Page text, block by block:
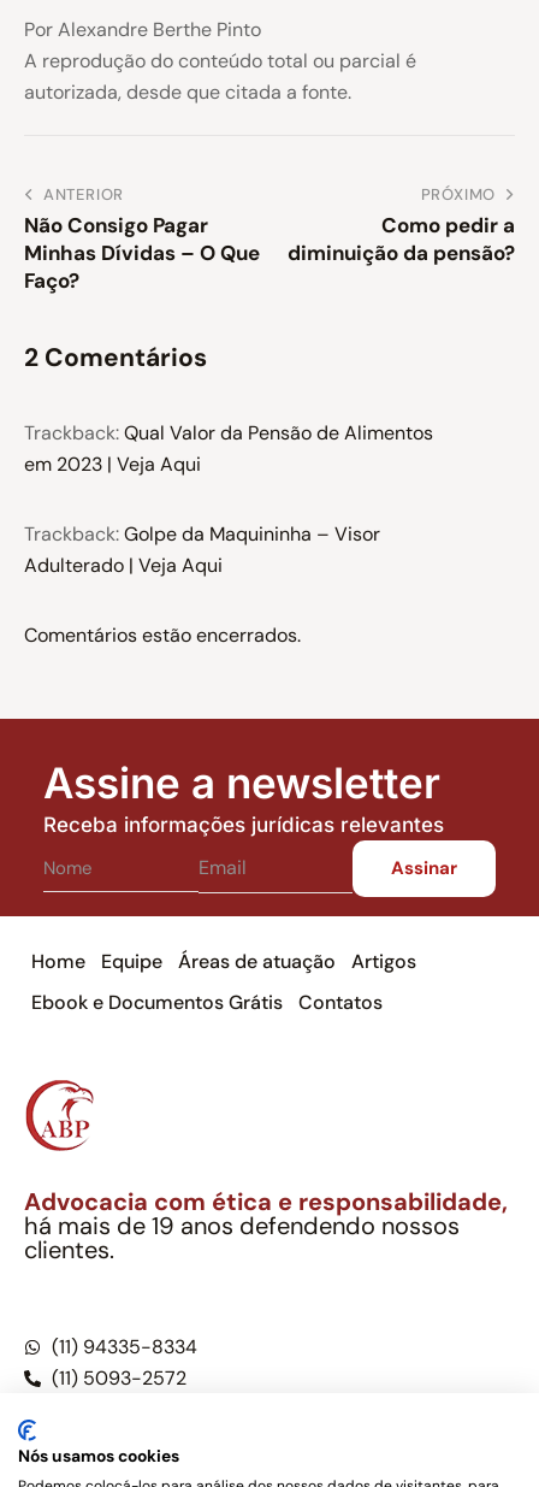
Por Alexandre Berthe Pinto
A reprodução do conteúdo total ou parcial é
autorizada, desde que citada a fonte.
ANTERIOR
Não Consigo Pagar
Minhas Dívidas – O Que
Faço?
PRÓXIMO
Como pedir a
diminuição da pensão?
2 Comentários
Trackback:Qual Valor da Pensão de Alimentos
em 2023 | Veja Aqui
Trackback:Golpe da Maquininha – Visor
Adulterado | Veja Aqui
Comentários estão encerrados.
Assine a newsletter
Receba informações jurídicas relevantes
Home Equipe Áreas de atuação
Artigos
Ebook e Documentos Grátis
Contatos
Advocacia com ética e responsabilidade,
há mais de 19 anos defendendo nossos
clientes.
(11) 94335-8334
(11) 5093-2572
Nós usamos cookies